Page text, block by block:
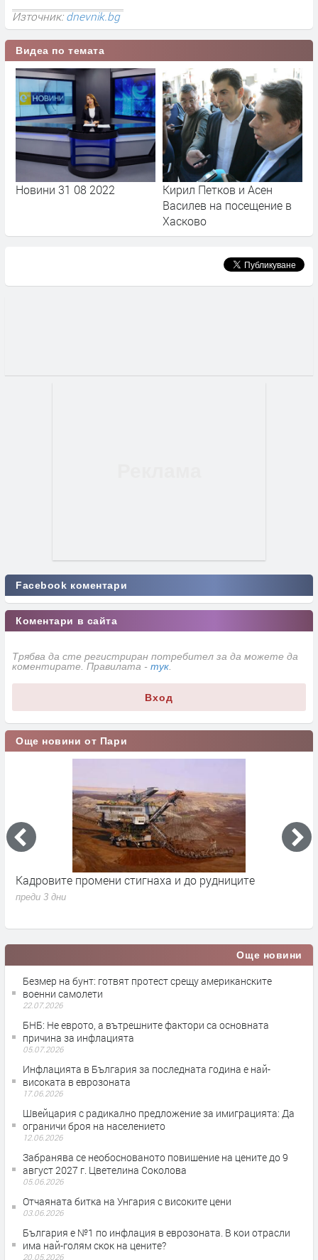
Източник:dnevnik.bg
Видеа по темата
Новини 31 08 2022
Кирил Петков и Асен
Василев на посещение в
Хасково
Facebook коментари
Коментари в сайта
Трябва да сте регистриран потребител за да можете да
коментирате. Правилата - тук
Вход
Още новини от Пари
Кадровите промени стигнаха и до рудниците
преди 3 дни
Още новини
Безмер на бунт: готвят протест срещу американските
военни самолети
22.07.2026
БНБ: Не еврото, а вътрешните фактори са основната
причина за инфлацията
05.07.2026
Инфлацията в България за последната година е най-
високата в еврозоната
17.06.2026
Швейцария с радикално предложение за имиграцията: Да
ограничи броя на населението
12.06.2026
Забранява се необоснованото повишение на цените до 9
август 2027 г. Цветелина Соколова
05.06.2026
Отчаяната битка на Унгария с високите цени
03.06.2026
България е №1 по инфлация в еврозоната. В кои отрасли
има най-голям скок на цените?
20.05.2026